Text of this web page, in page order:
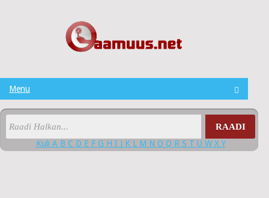
Menu
RAADI
Kuli A B C D E F G H I J K L M N O Q R S T U W X Y